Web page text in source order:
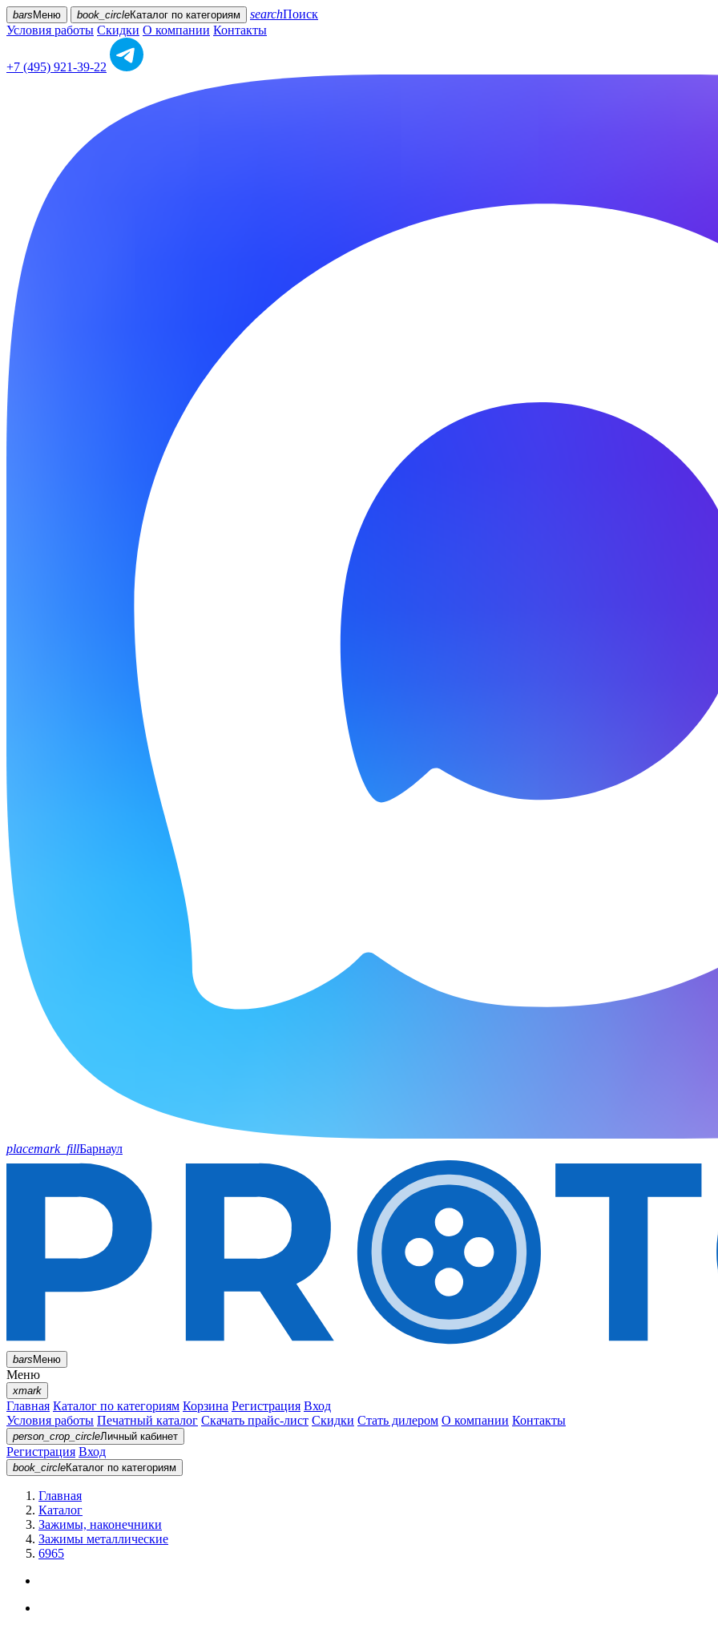
bars Меню book_circleКаталог по категориям searchПоиск
Условия работы Скидки О компании Контакты
+7 (495) 921-39-22
placemark_fillБарнаул
barsМеню
Меню
xmark
Главная Каталог по категориям Корзина Регистрация Вход
Условия работы Печатный каталог Скачать прайс-лист Скидки Стать дилером О компании Контакты
person_crop_circleЛичный кабинет
Регистрация Вход
book_circleКаталог по категориям
Главная
Каталог
Зажимы, наконечники
Зажимы металлические
6965